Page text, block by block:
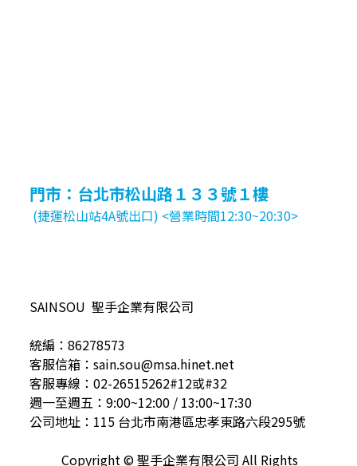
門市：台北市松山路１３３號１樓
(捷運松山站4A號出口) <營業時間12:30~20:30>
SAINSOU 聖手企業有限公司
統編：86278573
客服信箱：sain.sou@msa.hinet.net
客服專線：02-26515262#12或#32
週一至週五：9:00~12:00 / 13:00~17:30
公司地址：115 台北市南港區忠孝東路六段295號
Copyright © 聖手企業有限公司 All Rights